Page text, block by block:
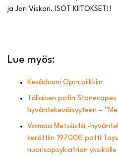
ja Jari Viskari. ISOT KIITOKSET!!
Lue myös:
Kesäduuni Op:n piikkiin
Tällaisen potin
hyväntekeväisyyteen –
Voimaa Metsästä -
kerättiin 19700€ potti
nuorisopsykiatrian yksikölle